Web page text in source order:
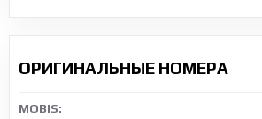
ОРИГИНАЛЬНЫЕ НОМЕРА
MOBIS: